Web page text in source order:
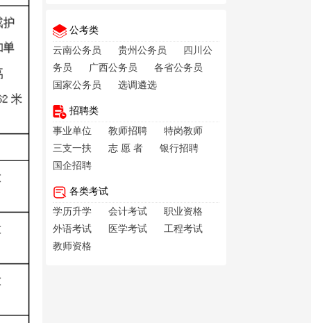
公考类
云南公务员
贵州公务员
四川公
务员
广西公务员
各省公务员
国家公务员
选调遴选
招聘类
事业单位
教师招聘
特岗教师
三支一扶
志 愿 者
银行招聘
国企招聘
各类考试
学历升学
会计考试
职业资格
外语考试
医学考试
工程考试
教师资格